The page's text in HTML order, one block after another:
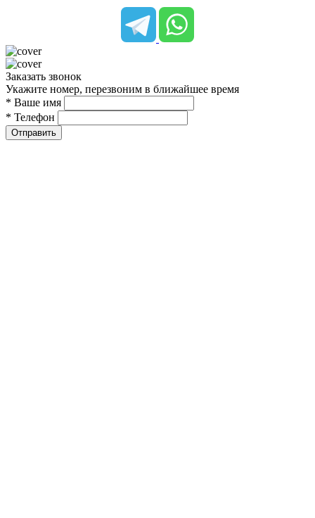
Заказать звонок
Укажите номер, перезвоним в ближайшее время
* Ваше имя
* Телефон
Отправить